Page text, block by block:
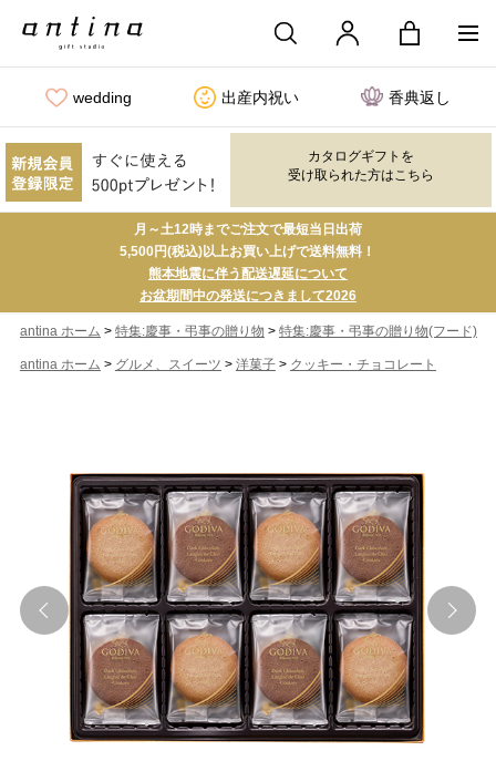
wedding 出産内祝い 香典返し
カタログギフトを
受け取られた方はこちら
月～土12時までご注文で最短当日出荷
5,500円(税込)以上お買い上げで送料無料！
熊本地震に伴う配送遅延について
お盆期間中の発送につきまして2026
antina ホーム > 特集:慶事・弔事の贈り物 > 特集:慶事・弔事の贈り物(フード)
antina ホーム > グルメ、スイーツ > 洋菓子> クッキー・チョコレート